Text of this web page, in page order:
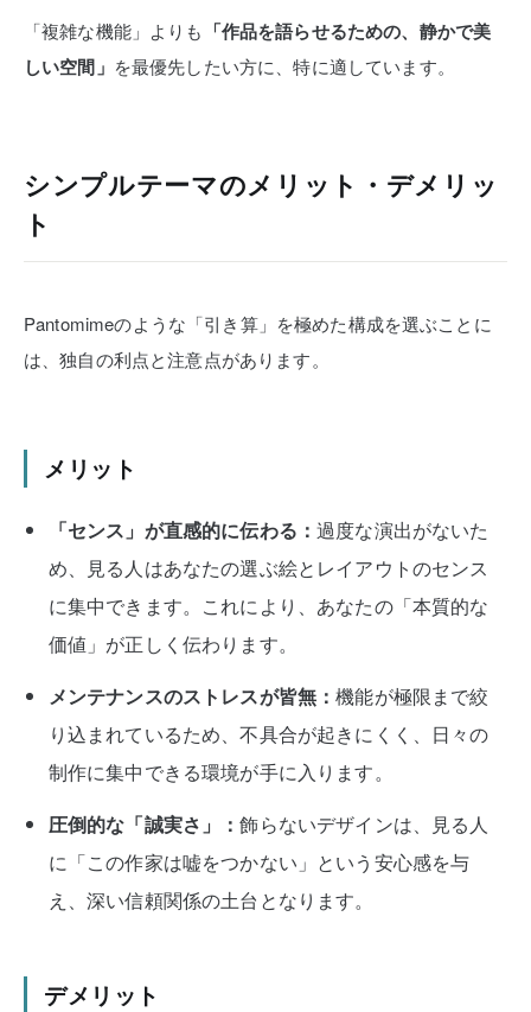
「複雑な機能」よりも 「作品を語らせるための、静かで美
しい空間」 を最優先したい方に、特に適しています。
シンプルテーマのメリット・デメリッ
ト
Pantomimeのような「引き算」を極めた構成を選ぶことに
は、独自の利点と注意点があります。
メリット
「センス」が直感的に伝わる：過度な演出がないた
め、見る人はあなたの選ぶ絵とレイアウトのセンス
に集中できます。これにより、あなたの「本質的な
価値」が正しく伝わります。
メンテナンスのストレスが皆無：機能が極限まで絞
り込まれているため、不具合が起きにくく、日々の
制作に集中できる環境が手に入ります。
圧倒的な「誠実さ」：飾らないデザインは、見る人
に「この作家は嘘をつかない」という安心感を与
え、深い信頼関係の土台となります。
デメリット